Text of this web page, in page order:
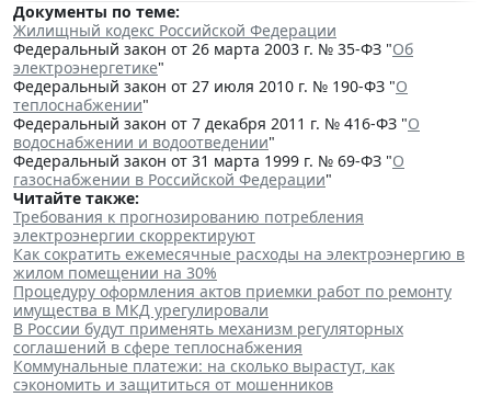
Документы по теме:
Жилищный кодекс Российской Федерации
Федеральный закон от 26 марта 2003 г. № 35-ФЗ "Об
электроэнергетике"
Федеральный закон от 27 июля 2010 г. № 190-ФЗ "О
теплоснабжении"
Федеральный закон от 7 декабря 2011 г. № 416-ФЗ "О
водоснабжении и водоотведении"
Федеральный закон от 31 марта 1999 г. № 69-ФЗ "О
газоснабжении в Российской Федерации"
Читайте также:
Требования к прогнозированию потребления
электроэнергии скорректируют
Как сократить ежемесячные расходы на электроэнергию в
жилом помещении на 30%
Процедуру оформления актов приемки работ по ремонту
имущества в МКД урегулировали
В России будут применять механизм регуляторных
соглашений в сфере теплоснабжения
Коммунальные платежи: на сколько вырастут, как
сэкономить и защититься от мошенников